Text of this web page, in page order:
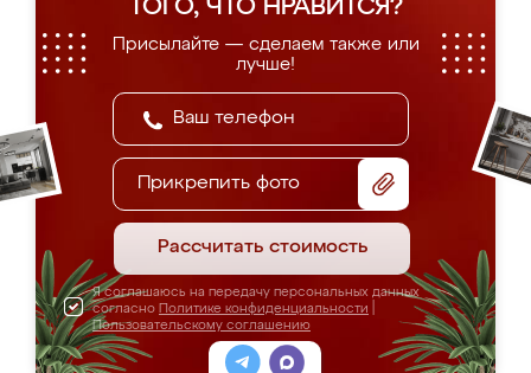
ТОГО, ЧТО НРАВИТСЯ?
Присылайте — сделаем также или
лучше!
Прикрепить фото
Рассчитать стоимость
Я соглашаюсь на передачу персональных данных
согласно Политике конфиденциальности
Пользовательскому соглашению